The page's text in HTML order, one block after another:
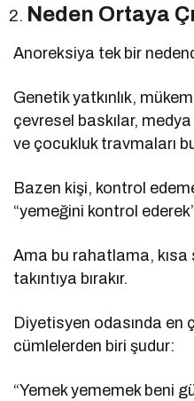
Neden Ortaya
Anoreksiya tek bir
Genetik yatkınlık,
çevresel baskılar,
ve çocukluk travmaları
Bazen kişi, kontrol
“yemeğini kontrol
Ama bu rahatlama, kısa
takıntıya bırakır.
Diyetisyen odasında en
cümlelerden biri şudur:
“Yemek yememek beni